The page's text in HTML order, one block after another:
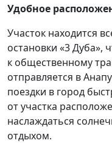
Удобное
Участок находится
остановки «3 Дуба»,
к общественному
отправляется в
поездки в город
от участка
наслаждаться
отдыхом.